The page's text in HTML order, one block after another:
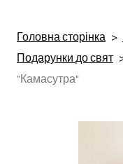
Головна сторінка
Подарунки до свят
"Камасутра"